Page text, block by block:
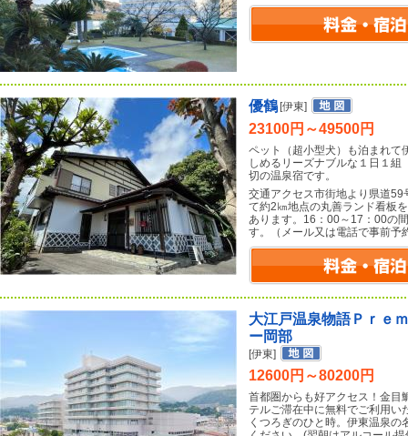
優鶴 [伊東]
23100円～49500円
ペット（超小型犬）も泊まれて
しめるリーズナブルな１日１
切の温泉宿です。
交通アクセス市街地より県道
て約2㎞地点の丸善ランド看板
あります。16：00～17：00の
す。（メール又は電話で事前予
大江戸温泉物語Ｐｒｅ
ー岡部
[伊東]
12600円～80200円
首都圏からも好アクセス！金目
テルご滞在中に無料でご利用い
くつろぎのひと時。伊東温泉